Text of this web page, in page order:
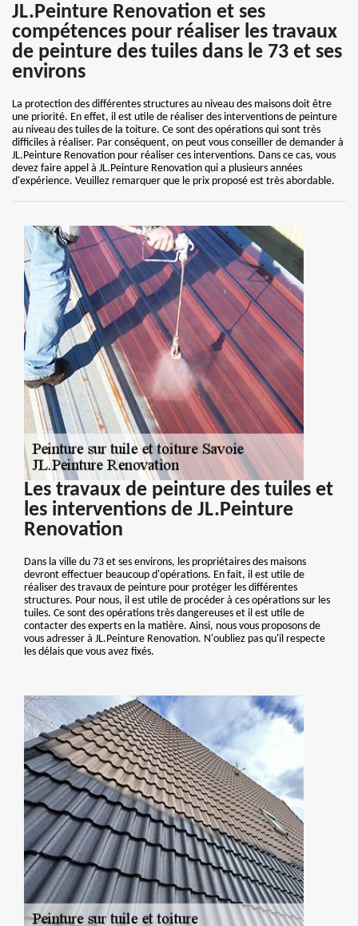
JL.Peinture Renovation et ses
compétences pour réaliser les travaux
de peinture des tuiles dans le 73 et ses
environs
La protection des différentes structures au niveau des maisons doit être
une priorité. En effet, il est utile de réaliser des interventions de peinture
au niveau des tuiles de la toiture. Ce sont des opérations qui sont très
difficiles à réaliser. Par conséquent, on peut vous conseiller de demander à
JL.Peinture Renovation pour réaliser ces interventions. Dans ce cas, vous
devez faire appel à JL.Peinture Renovation qui a plusieurs années
d'expérience. Veuillez remarquer que le prix proposé est très abordable.
Les travaux de peinture des tuiles et
les interventions de JL.Peinture
Renovation
Dans la ville du 73 et ses environs, les propriétaires des maisons
devront effectuer beaucoup d'opérations. En fait, il est utile de
réaliser des travaux de peinture pour protéger les différentes
structures. Pour nous, il est utile de procéder à ces opérations sur les
tuiles. Ce sont des opérations très dangereuses et il est utile de
contacter des experts en la matière. Ainsi, nous vous proposons de
vous adresser à JL.Peinture Renovation. N'oubliez pas qu'il respecte
les délais que vous avez fixés.